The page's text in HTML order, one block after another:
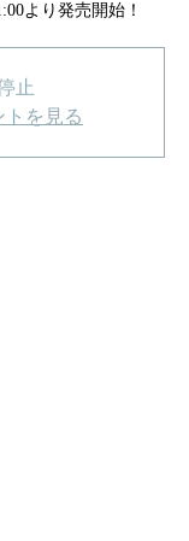
より発売開始！
止
を見る